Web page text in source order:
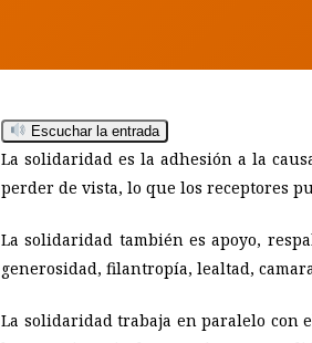
Escuchar la entrada
La solidaridad es la adhesión a la
perder de vista, lo que los receptores
La solidaridad también es apoyo,
generosidad, filantropía, lealtad,
La solidaridad trabaja en paralelo con